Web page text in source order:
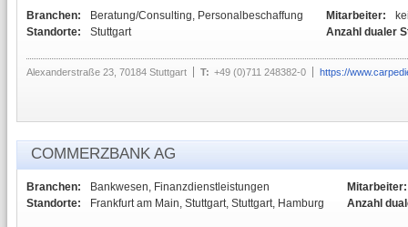
Branchen:
Beratung/Consulting, Personalbeschaffung
Standorte:
Stuttgart
Mitarbeiter:
Anzahl dualer
Alexanderstraße 23, 70184 Stuttgart T: +49 (0)711 248382-0 https://
COMMERZBANK AG
Branchen:
Bankwesen, Finanzdienstleistungen
Standorte:
Frankfurt am Main, Stuttgart, Stuttgart, Hamburg
Mitarbeiter:
Anzahl